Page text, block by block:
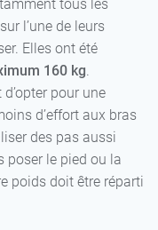
tous les
l’une de leurs
Elles ont été
160 kg.
pour une
d’effort aux bras
des pas aussi
poser le pied ou la
poids doit être réparti